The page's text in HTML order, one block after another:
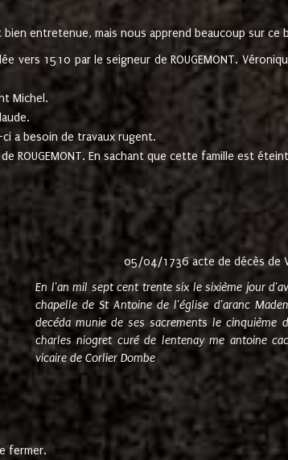
entretenue, mais nous apprend beaucoup sur ce
1510 par le seigneur de ROUGEMONT. Véronique
Michel.
ci a besoin de travaux rugent.
En sachant que cette famille est
05/04/1736 acte de décès de
En l'an mil sept cent trente six le sixième jour
chapelle de St Antoine de l'église d'aranc
decéda munie de ses sacrements le
charles niogret curé de lentenay me antoine
vicaire de Corlier Dombe
fermer.